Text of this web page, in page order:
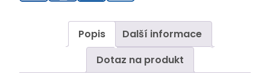
Popis
Další informace
Dotaz na produkt